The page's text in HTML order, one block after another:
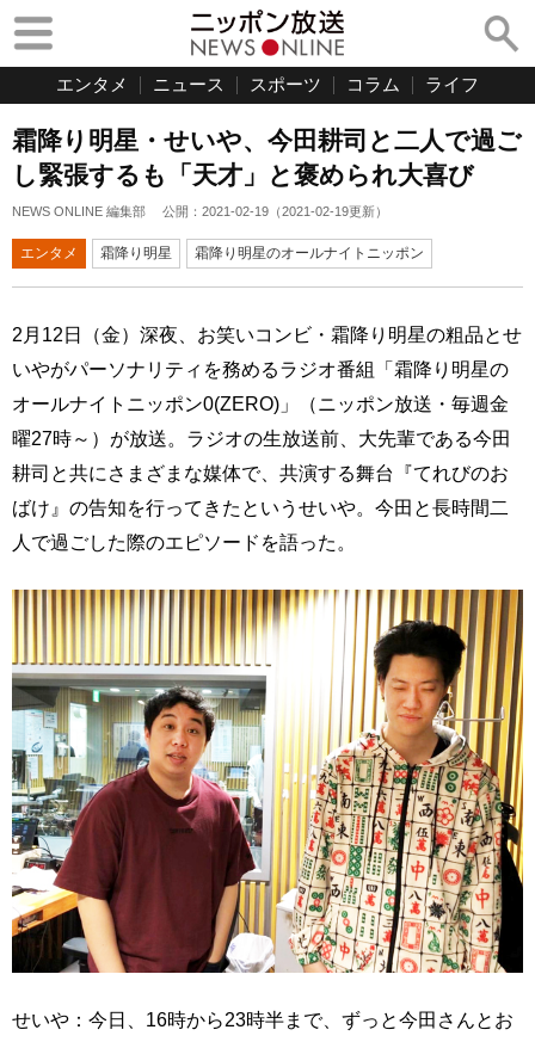
エンタメ ニュース スポーツ コラム ライフ
霜降り明星・せいや、今田耕司と二人で過ご
し緊張するも「天才」と褒められ大喜び
NEWS ONLINE 編集部 公開： 2021-02-19 （2021-02-19更新）
エンタメ 霜降り明星 霜降り明星のオールナイトニッポン
2月12日（金）深夜、お笑いコンビ・霜降り明星の粗品とせ
いやがパーソナリティを務めるラジオ番組「霜降り明星の
オールナイトニッポン0(ZERO)」（ニッポン放送・毎週金
曜27時～）が放送。ラジオの生放送前、大先輩である今田
耕司と共にさまざまな媒体で、共演する舞台『てれびのお
ばけ』の告知を行ってきたというせいや。今田と長時間二
人で過ごした際のエピソードを語った。
せいや：今日、16時から23時半まで、ずっと今田さんとお